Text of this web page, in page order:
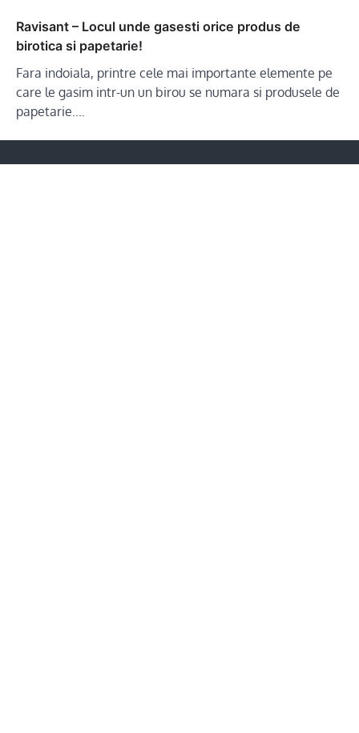
Ravisant – Locul unde gasesti orice produs de
birotica si papetarie!
Fara indoiala, printre cele mai importante elemente pe
care le gasim intr-un un birou se numara si produsele de
papetarie.…